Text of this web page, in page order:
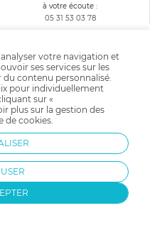
pour cibler le
les pots de conservation
alimentaire tandis que
boîte isotherme s'utilisent
conservation sont adaptés
La présence d’un
et permet un
franc succès auprès des
à votre écoute :
05 31 53 03 78
abonnant
!
le monde
et nouveautés !
votre navigation et
ses services sur les
du contenu personnalisé.
pour individuellement
sur «
plus sur la gestion des
de cookies.